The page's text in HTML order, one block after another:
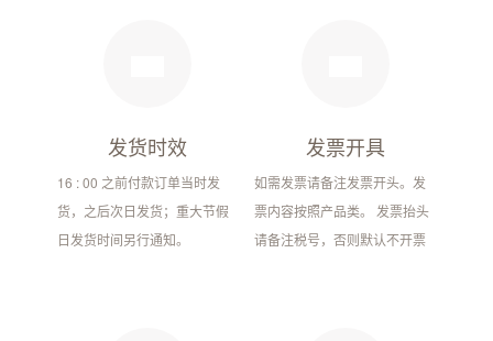
发货时效
16 : 00 之前付款订单当时发
货，之后次日发货；重大节假
日发货时间另行通知。
发票开具
如需发票请备注发票开头。发
票内容按照产品类。 发票抬头
请备注税号，否则默认不开票